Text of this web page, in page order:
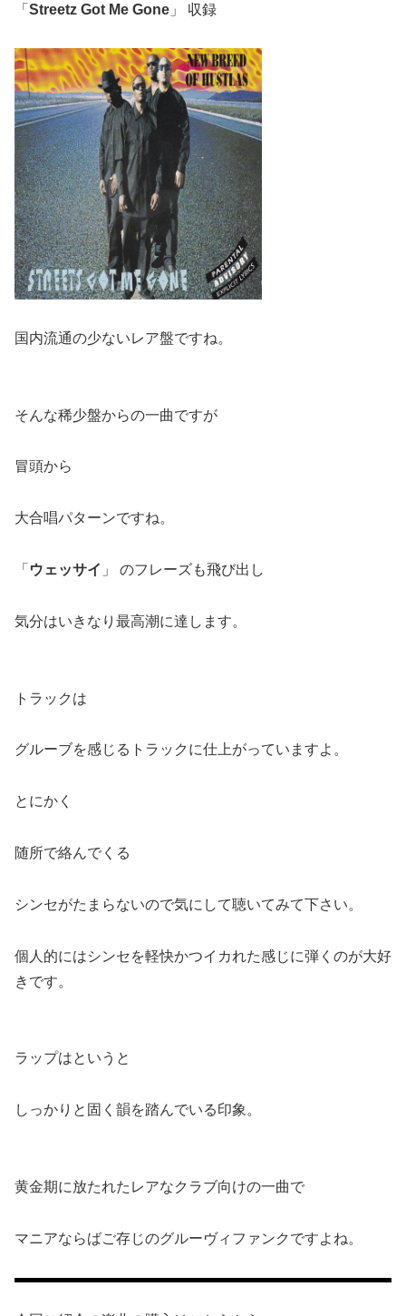
「 Streetz Got Me Gone 」 収録
国内流通の少ないレア盤ですね。
そんな稀少盤からの一曲ですが
冒頭から
大合唱パターンですね。
「 ウェッサイ 」 のフレーズも飛び出し
気分はいきなり最高潮に達します。
トラックは
グルーブを感じるトラックに仕上がっていますよ。
とにかく
随所で絡んでくる
シンセがたまらないので気にして聴いてみて下さい。
個人的にはシンセを軽快かつイカれた感じに弾くのが大好
きです。
ラップはというと
しっかりと固く韻を踏んでいる印象。
黄金期に放たれたレアなクラブ向けの一曲で
マニアならばご存じのグルーヴィファンクですよね。